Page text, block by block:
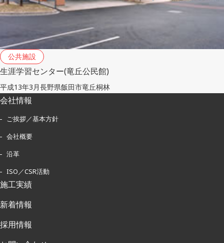
公共施設
生涯学習センター(竜丘公民館)
平成13年3月長野県飯田市竜丘桐林
会社情報
ご挨拶／基本方針
会社概要
沿革
ISO／CSR活動
施工実績
新着情報
採用情報